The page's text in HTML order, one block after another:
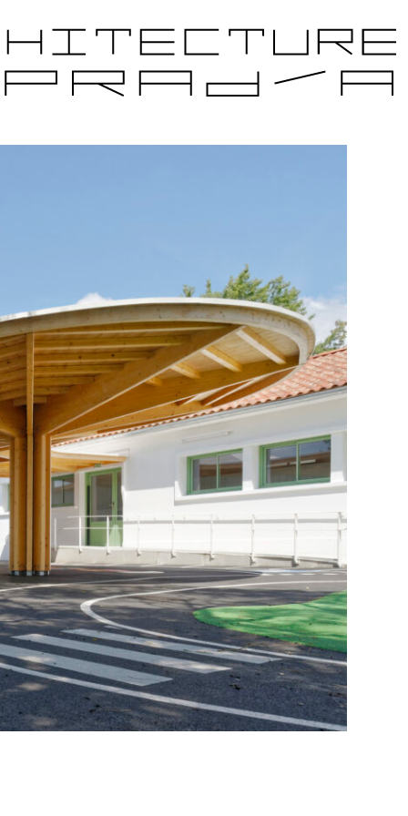
CANDIDATS ÉDITIONS PRÉCÉDENTES PARTENAIRES